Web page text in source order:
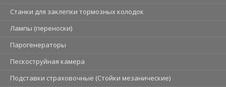
Станки для заклепки тормозных колодок
Лампы (переноски)
Парогенераторы
Пескоструйная камера
Подставки страховочные (Стойки мезанические)